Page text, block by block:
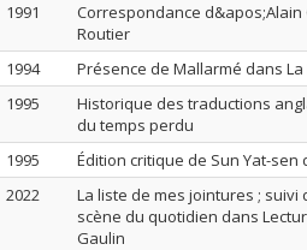
1991
Correspondance
Routier
1994
Présence de Mallarmé dans
1995
Historique des traductions
du temps perdu
1995
Édition critique de Sun Yat-
2022
La liste de mes jointures ; suivi
scène du quotidien dans
Gaulin